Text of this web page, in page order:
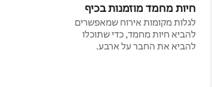
חיות מחמד מוזמנות בכיף
לגלות מקומות אירוח שמאפשרים
להביא חיות מחמד, כדי שתוכלו
להביא את החבר על ארבע.